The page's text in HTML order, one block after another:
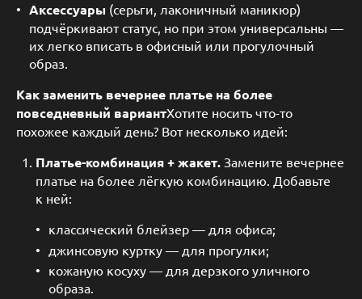
Аксессуары (серьги, лаконичный маникюр)
подчёркивают статус, но при этом универсальны —
их легко вписать в офисный или прогулочный
образ.
Как заменить вечернее платье на более
повседневный вариантХотите носить что-то
похожее каждый день? Вот несколько идей:
Платье-комбинация + жакет. Замените вечернее
платье на более лёгкую комбинацию. Добавьте
к ней:
классический блейзер — для офиса;
джинсовую куртку — для прогулки;
кожаную косуху — для дерзкого уличного
образа.